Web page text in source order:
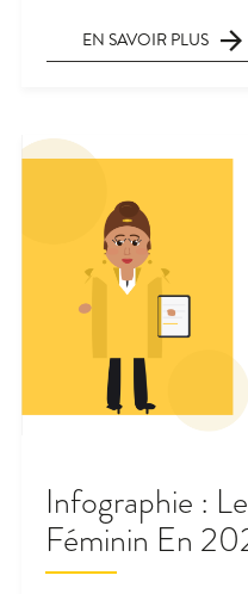
EN SAVOIR PLUS
Infographie :
Féminin En